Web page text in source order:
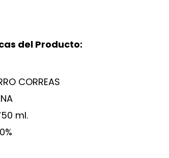
del Producto:
CORREAS
ml.